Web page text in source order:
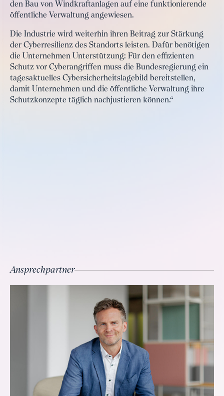
den Bau von Windkraftanlagen auf eine funktionierende
öffentliche Verwaltung angewiesen.
Die Industrie wird weiterhin ihren Beitrag zur Stärkung
der Cyberresilienz des Standorts leisten. Dafür benötigen
die Unternehmen Unterstützung: Für den effizienten
Schutz vor Cyberangriffen muss die Bundesregierung ein
tagesaktuelles Cybersicherheitslagebild bereitstellen,
damit Unternehmen und die öffentliche Verwaltung ihre
Schutzkonzepte täglich nachjustieren können.“
Ansprechpartner